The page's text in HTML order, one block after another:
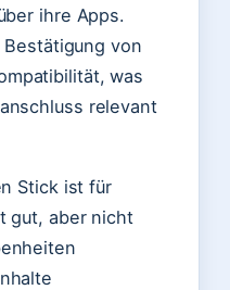
ihre Apps.
von
was
relevant
Stick ist für
gut, aber nicht